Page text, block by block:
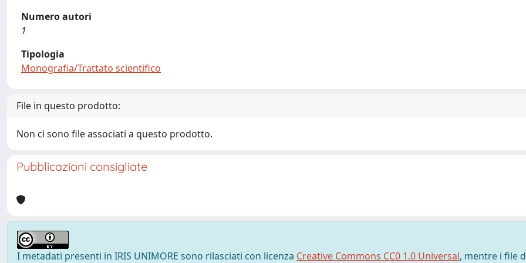
Numero autori
1
Tipologia
Monografia/Trattato scientifico
File in questo prodotto:
Non ci sono file associati a questo prodotto.
Pubblicazioni consigliate
I metadati presenti in IRIS UNIMORE sono rilasciati con licenza Creative Commons CC0 1.0 Universal, mentre i file